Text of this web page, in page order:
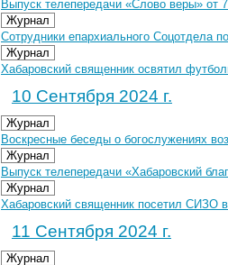
Выпуск телепередачи «Слово веры» от
Журнал
Сотрудники епархиального Соцотдела
Журнал
Хабаровский священник освятил
10 Сентября 2024 г.
Журнал
Воскресные беседы о богослужениях
Журнал
Выпуск телепередачи «Хабаровский
Журнал
Хабаровский священник посетил СИЗО
11 Сентября 2024 г.
Журнал